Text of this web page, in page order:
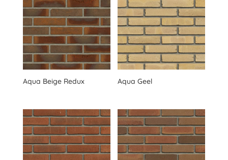
Aqua Beige Redux Aqua Geel